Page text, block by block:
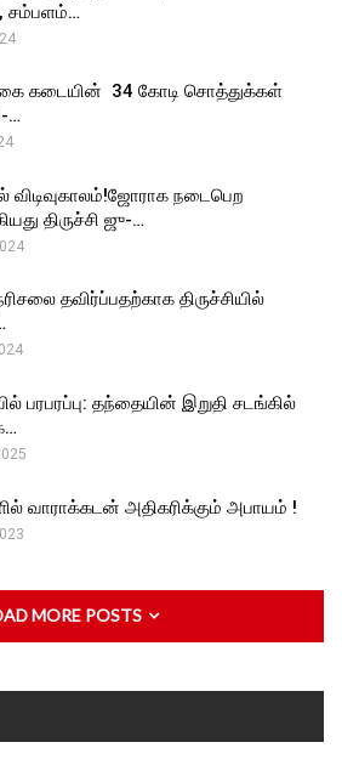
சம்பளம்…
கடையின் ₹ 34 கோடி சொத்துக்கள்
…
விடிவுகாலம்!ஜோராக நடைபெற
திருச்சி ஜு-…
தவிர்ப்பதற்காக திருச்சியில்
பரபரப்பு: தந்தையின் இறுதி சடங்கில்
வாராக்கடன் அதிகரிக்கும் அபாயம் !
MORE POSTS